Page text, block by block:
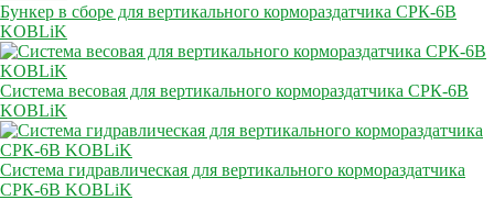
Бункер в сборе для вертикального кормораздатчика СРК-6В
KOBLiK
Система весовая для вертикального кормораздатчика СРК-6В
KOBLiK
Система гидравлическая для вертикального кормораздатчика
СРК-6В KOBLiK